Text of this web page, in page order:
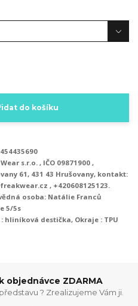
do košíku
s.r.o. , IČO 09871900 ,
61, 431 43 Hrušovany, kontakt:
, +420608125123.
osoba: Natálie Franců
5/5s
hliníková destička, Okraje : TPU
objednávce ZDARMA
? Zrealizujeme Vám ji.